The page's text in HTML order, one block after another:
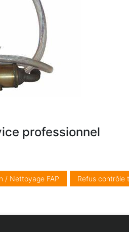
professionnel
/ Nettoyage FAP Refus contrôle